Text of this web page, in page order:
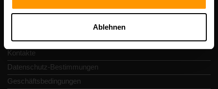
Ablehnen
Schnellnavigation
Rezensionen
Kontakte
Datenschutz-Bestimmungen
Geschäftsbedingungen